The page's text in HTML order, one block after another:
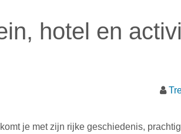
hotel en
je met zijn rijke geschiedenis,